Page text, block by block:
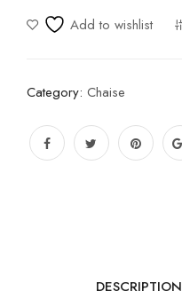
Add to wishlist
Category: Chaise
DESCRIPTION